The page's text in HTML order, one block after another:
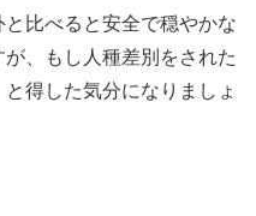
比べると安全で穏やかな
、もし人種差別をされた
得した気分になりましょ